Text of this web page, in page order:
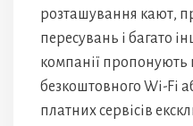
розташування кают,
пересувань і багато
компанії пропонують
безкоштовного Wi-Fi
платних сервісів